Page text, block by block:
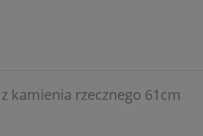
kamienia rzecznego 61cm